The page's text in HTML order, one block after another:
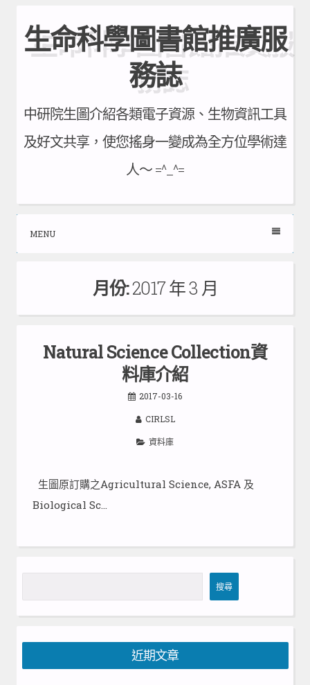
to
content
生命科學圖書館推廣服
務誌
中研院生圖介紹各類電子資源、生物資訊工具
及好文共享，使您搖身一變成為全方位學術達
人～ =^_^=
MENU
月份:2017 年 3 月
Natural Science Collection資
料庫介紹
2017-03-16
CIRLSL
資料庫
生圖原訂購之Agricultural Science, ASFA 及
Biological Sc…
尋
搜尋
近期文章